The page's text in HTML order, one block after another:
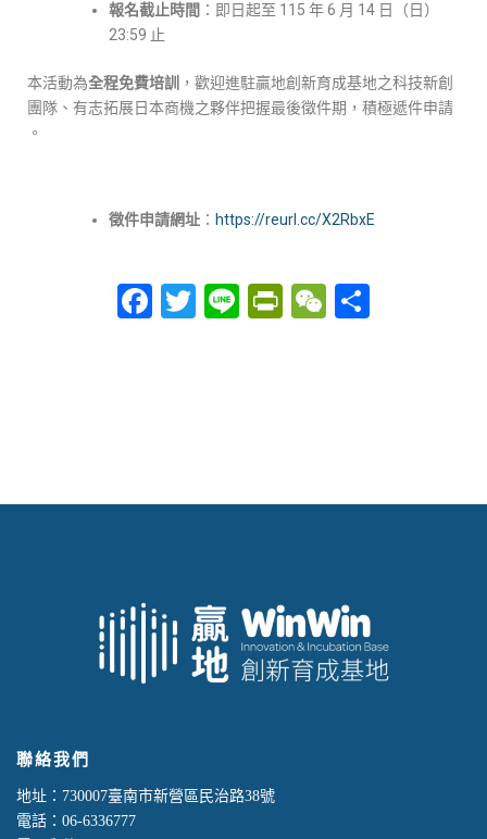
報名截止時間 ：即日起至 115 年 6 月 14 日（日）
23:59 止
本活動為全程免費培訓
，歡迎進駐贏地創新育成基地之科技新創
團隊、有志拓展日本商機之夥伴把握最後徵件期，積極遞件申請
。
徵件申請網址 ： https://reurl.cc/X2RbxE
Facebook
Twitter
LinePrintFriendly
WeChat
聯絡我們
地址：730007臺南市新營區民治路38號
電話：06-6336777